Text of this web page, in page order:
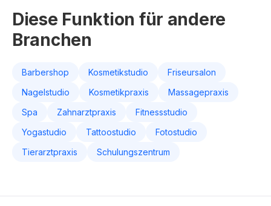
Diese Funktion für andere
Branchen
Barbershop Kosmetikstudio
Friseursalon
Nagelstudio
Kosmetikpraxis
Massagepraxis
Spa
Zahnarztpraxis
Fitnessstudio
Yogastudio
Tattoostudio
Fotostudio
Tierarztpraxis
Schulungszentrum